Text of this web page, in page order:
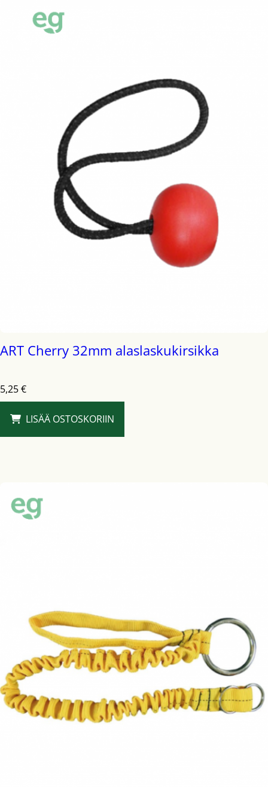
ART Cherry 32mm alaslaskukirsikka
5,25€
LISÄÄ OSTOSKORIIN